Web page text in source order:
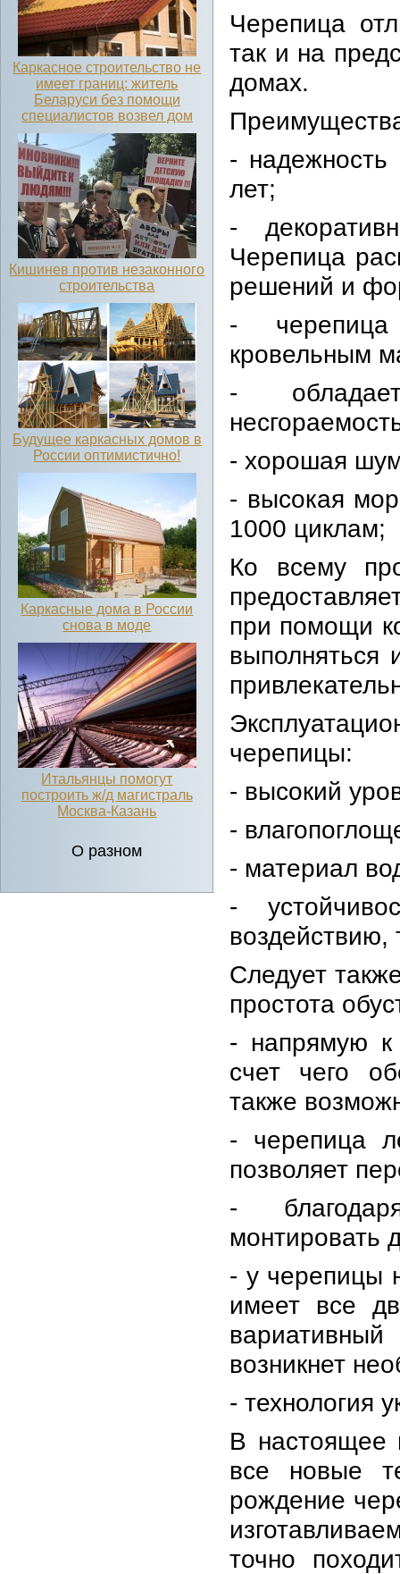
Каркасное строительство не
имеет границ: житель
Беларуси без помощи
специалистов возвел дом
Кишинев против незаконного
строительства
Будущее каркасных домов в
России оптимистично!
Каркасные дома в России
снова в моде
Итальянцы помогут
построить ж/д магистраль
Москва-Казань
О разном
Черепица
так и на
домах.
-
лет;
-
Черепица
решений и
- черепица
кровельным
-
- хорошая
- высокая
1000 циклам;
Ко всему
при помощи
выполняться
черепицы:
- высокий
-
- материал
-
воздействию,
Следует
простота
- напрямую к
счет чего
также
- черепица
позволяет
-
монтировать
- у черепицы
имеет все
возникнет
- технология
В настоящее
все новые
рождение
точно